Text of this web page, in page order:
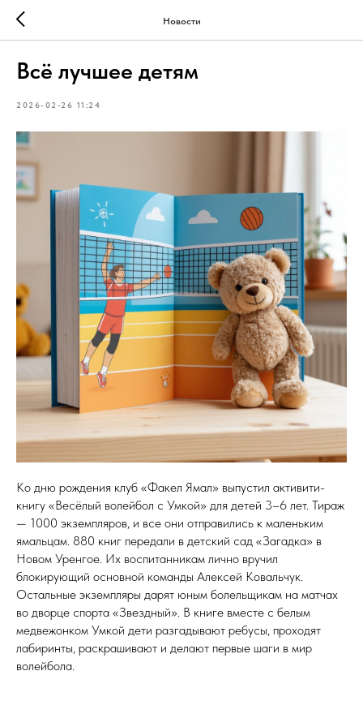
Новости
Всё лучшее детям
2026-02-26 11:24
Ко дню рождения клуб «Факел Ямал» выпустил активити-
книгу «Весёлый волейбол с Умкой» для детей 3–6 лет. Тираж
— 1000 экземпляров, и все они отправились к маленьким
ямальцам. 880 книг передали в детский сад «Загадка» в
Новом Уренгое. Их воспитанникам лично вручил
блокирующий основной команды Алексей Ковальчук.
Остальные экземпляры дарят юным болельщикам на матчах
во дворце спорта «Звездный». В книге вместе с белым
медвежонком Умкой дети разгадывают ребусы, проходят
лабиринты, раскрашивают и делают первые шаги в мир
волейбола.